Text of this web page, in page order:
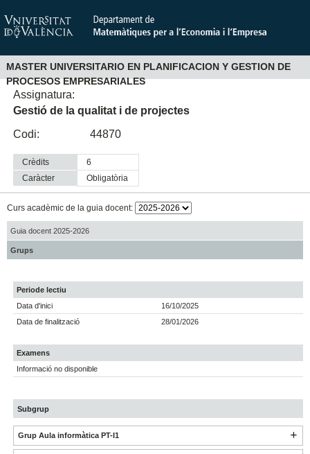
MASTER UNIVERSITARIO EN PLANIFICACION Y GESTION DE
PROCESOS EMPRESARIALES
Assignatura:
Gestió de la qualitat i de projectes
Codi:
44870
Crèdits
6
Caràcter
obligatòria
Curs acadèmic de la guia docent:
Guia docent 2025-2026
Grups
Periode lectiu
Data d'inici
16/10/2025
Data de finalització
28/01/2026
Examens
Informació no disponible
Subgrup
Grup Aula informàtica PT-I1